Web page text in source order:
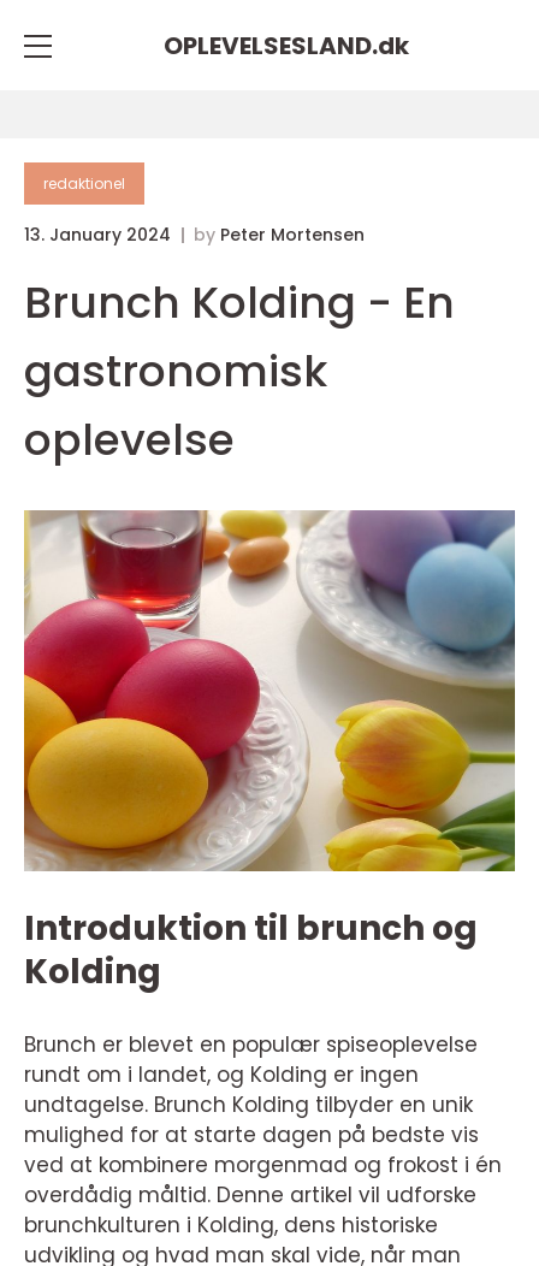
OPLEVELSESLAND.dk
redaktionel
13. January 2024 by Peter Mortensen
Brunch Kolding - En
gastronomisk
oplevelse
Introduktion til brunch og
Kolding
Brunch er blevet en populær spiseoplevelse
rundt om i landet, og Kolding er ingen
undtagelse. Brunch Kolding tilbyder en unik
mulighed for at starte dagen på bedste vis
ved at kombinere morgenmad og frokost i én
overdådig måltid. Denne artikel vil udforske
brunchkulturen i Kolding, dens historiske
udvikling og hvad man skal vide, når man